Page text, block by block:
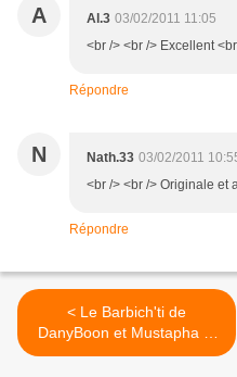
A Al.3 03/02/2011 11:05
<br /> <br /> Excellent
Répondre
N Nath.33 03/02/2011
<br /> <br /> Originale et
Répondre
< Le Barbich'ti de
DanyBoon et Mustapha El
Atrassi.